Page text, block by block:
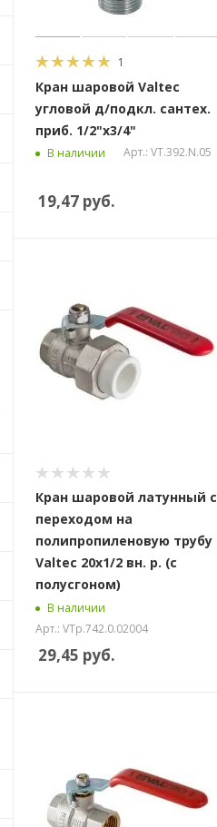
1
Кран шаровой Valtec
угловой д/подкл. сантех.
приб. 1/2"х3/4"
В наличии Арт.: VT.392.N.05
19,47 руб.
Кран шаровой латунный с
переходом на
полипропиленовую трубу
Valtec 20х1/2 вн. р. (с
полусгоном)
В наличии
Арт.: VTp.742.0.02004
29,45 руб.